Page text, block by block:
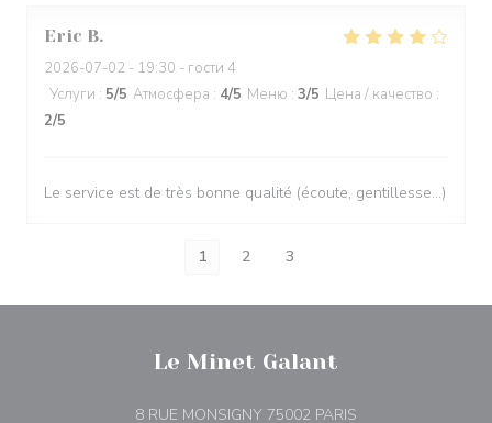
Eric B
2026-07-02 - 19:30 - гости 4
Услуги : 5/5 Атмосфера : 4/5 Меню : 3/5 Цена / качество :
2/5
Le service est de très bonne qualité (écoute, gentillesse…)
1 2 3
Le Minet Galant
8 RUE MONSIGNY 75002 PARIS